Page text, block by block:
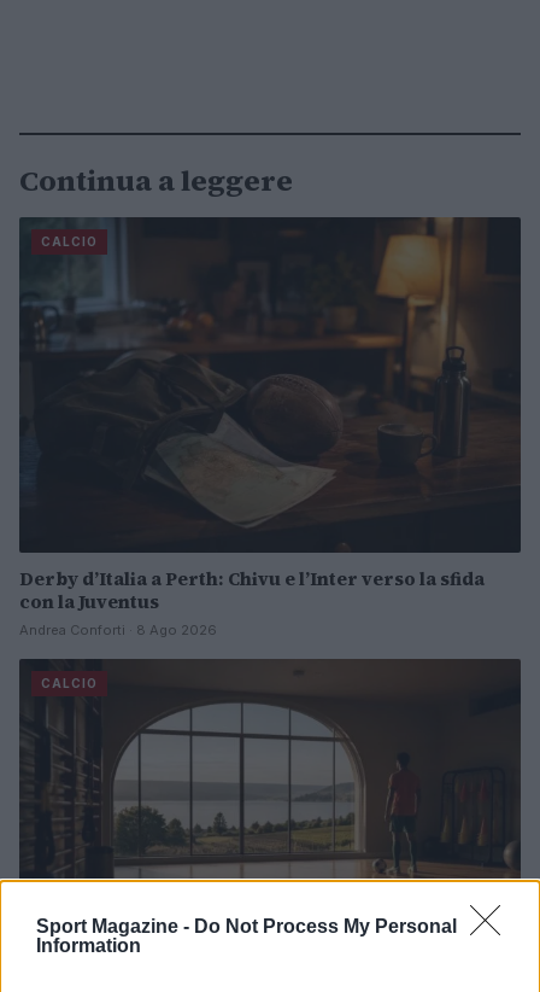
Sport Magazine - Do Not Process My Personal
Information
Continua a leggere
CALCIO
Derby d’Italia a Perth: Chivu e l’Inter verso la sfida
con la Juventus
Andrea Conforti · 8 Ago 2026
CALCIO